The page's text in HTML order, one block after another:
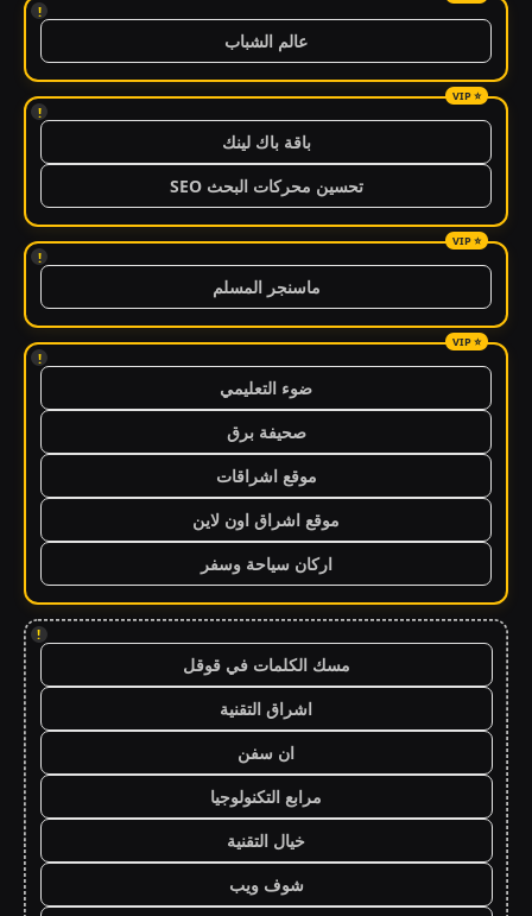
!
عالم الشباب
!
باقة باك لينك
تحسين محركات البحث SEO
!
ماسنجر المسلم
!
ضوء التعليمي
صحيفة برق
موقع اشراقات
موقع اشراق اون لاين
اركان سياحة وسفر
!
مسك الكلمات في قوقل
اشراق التقنية
ان سفن
مرابع التكنولوجيا
خيال التقنية
شوف ويب